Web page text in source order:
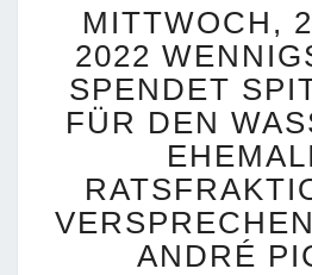
27.
FÜR
DEN
MITTWOCH,
2022
SPENDET
FÜR DEN
ANDRÉ